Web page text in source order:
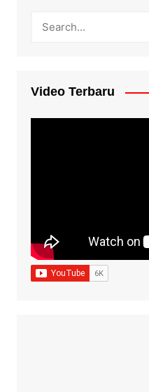
Video Terbaru